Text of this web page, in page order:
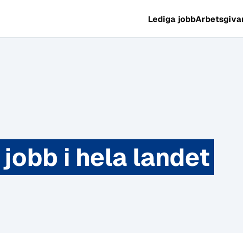
Lediga jobb
i hela landet